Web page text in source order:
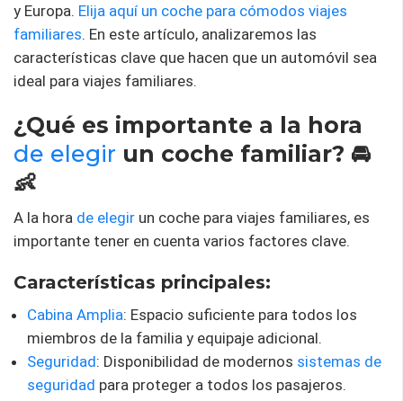
y Europa. Elija aquí un coche para cómodos viajes
familiares. En este artículo, analizaremos las
características clave que hacen que un automóvil sea
ideal para viajes familiares.
¿Qué es importante a la hora
de elegir un coche familiar? 🚘
👶
A la hora de elegir un coche para viajes familiares, es
importante tener en cuenta varios factores clave.
Características principales:
Cabina Amplia: Espacio suficiente para todos los
miembros de la familia y equipaje adicional.
Seguridad: Disponibilidad de modernos sistemas de
seguridad para proteger a todos los pasajeros.